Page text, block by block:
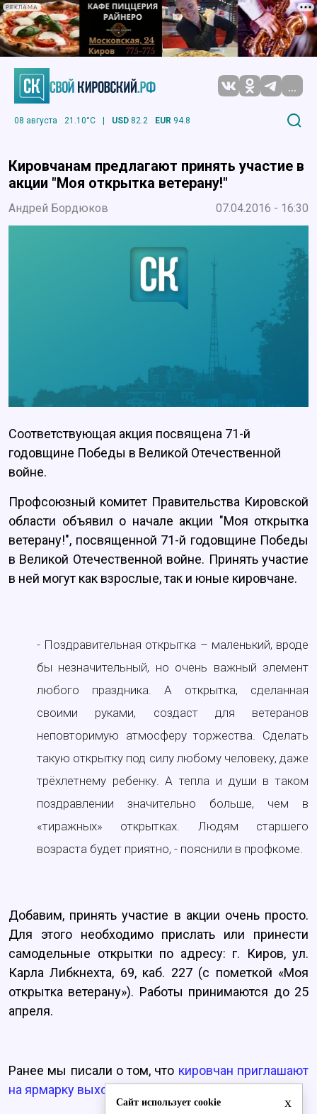
РЕКЛАМА
...
08 августа 21.10°C | USD 82.2 EUR 94.8
Кировчанам предлагают принять участие в
акции "Моя открытка ветерану!"
Андрей Бордюков 07.04.2016 - 16:30
Соответствующая акция посвящена 71-й
годовщине Победы в Великой Отечественной
войне.
Профсоюзный комитет Правительства Кировской
области объявил о начале акции "Моя открытка
ветерану!", посвященной 71-й годовщине Победы
в Великой Отечественной войне. Принять участие
в ней могут как взрослые, так и юные кировчане.
- Поздравительная открытка – маленький, вроде
бы незначительный, но очень важный элемент
любого праздника. А открытка, сделанная
своими руками, создаст для ветеранов
неповторимую атмосферу торжества. Сделать
такую открытку под силу любому человеку, даже
трёхлетнему ребенку. А тепла и души в таком
поздравлении значительно больше, чем в
«тиражных» открытках. Людям старшего
возраста будет приятно, - пояснили в профкоме.
Добавим, принять участие в акции очень просто.
Для этого необходимо прислать или принести
самодельные открытки по адресу: г. Киров, ул.
Карла Либкнехта, 69, каб. 227 (с пометкой «Моя
открытка ветерану»). Работы принимаются до 25
апреля.
Ранее мы писали о том, что кировчан приглашают
на ярмарку выходного дня
x
Сайт использует cookie